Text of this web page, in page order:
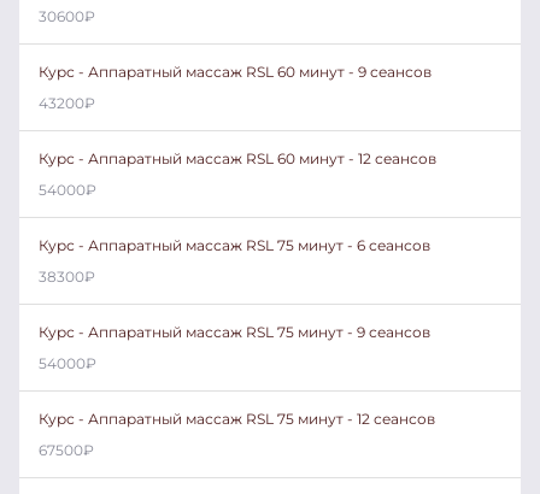
30600₽
Курс - Аппаратный массаж RSL 60 минут - 9 сеансов
43200₽
Курс - Аппаратный массаж RSL 60 минут - 12 сеансов
54000₽
Курс - Аппаратный массаж RSL 75 минут - 6 сеансов
38300₽
Курс - Аппаратный массаж RSL 75 минут - 9 сеансов
54000₽
Курс - Аппаратный массаж RSL 75 минут - 12 сеансов
67500₽